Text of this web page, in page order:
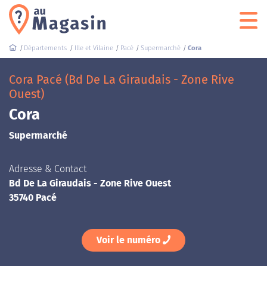
Départements Ille et Vilaine Pacé Supermarché Cora
Cora Pacé (Bd De La Giraudais - Zone Rive
Ouest)
Cora
Supermarché
Adresse & Contact
Bd De La Giraudais - Zone Rive Ouest
35740 Pacé
Voir le numéro